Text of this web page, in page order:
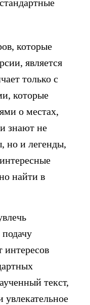
которые
является
только с
которые
о местах,
знают не
но и легенды,
найти в
интересов
текст,